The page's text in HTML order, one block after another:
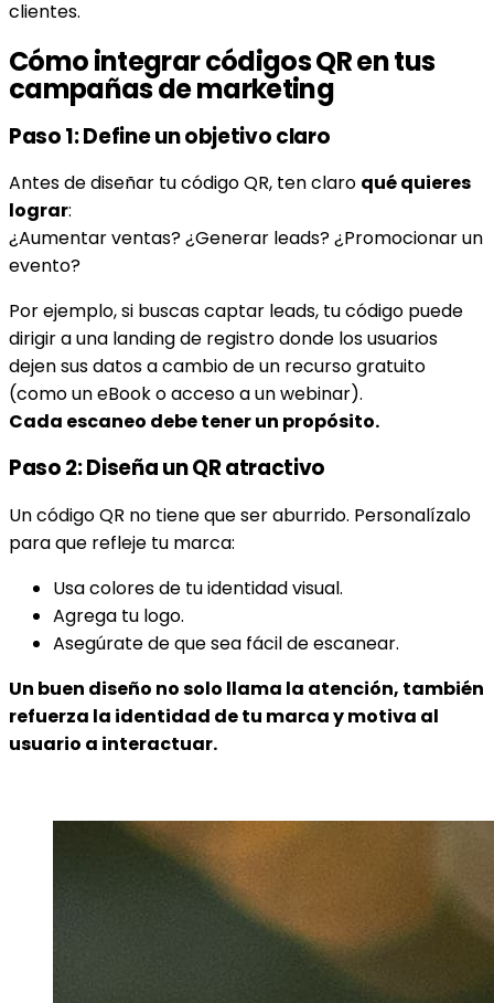
clientes.
Cómo integrar códigos QR en tus
campañas de marketing
Paso 1: Define un objetivo claro
Antes de diseñar tu código QR, ten claro qué quieres
lograr:
¿Aumentar ventas? ¿Generar leads? ¿Promocionar un
evento?
Por ejemplo, si buscas captar leads, tu código puede
dirigir a una landing de registro donde los usuarios
dejen sus datos a cambio de un recurso gratuito
(como un eBook o acceso a un webinar).
Cada escaneo debe tener un propósito.
Paso 2: Diseña un QR atractivo
Un código QR no tiene que ser aburrido. Personalízalo
para que refleje tu marca:
Usa colores de tu identidad visual.
Agrega tu logo.
Asegúrate de que sea fácil de escanear.
Un buen diseño no solo llama la atención, también
refuerza la identidad de tu marca y motiva al
usuario a interactuar.